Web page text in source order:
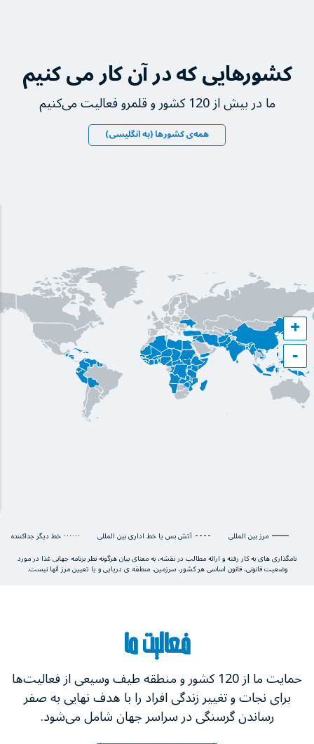
کشورهایی که در آن کار می کنیم
ما در بیش از 120 کشور و قلمرو فعالیت می‌کنیم
همه‌ی کشورها (به انگلیسی)
+
−
مرز بین المللی آتش بس یا خط اداری بین المللی
خط دیگر جداکننده
نامگذاری های به کار رفته و ارائه مطالب در نقشه، به معنای بیان هرگونه نظر برنامه جهانی غذا در مورد
وضعیت قانونی، قانون اساسی هر کشور، سرزمین، منطقه ی دریایی و یا تعیین مرز آنها نیست.
فعالیت ما
حمایت ما از 120 کشور و منطقه طیف وسیعی از فعالیت‌ها
برای نجات و تغییر زندگی‌ افراد را با هدف نهایی به صفر
رساندن گرسنگی در سراسر جهان شامل می‌شود.